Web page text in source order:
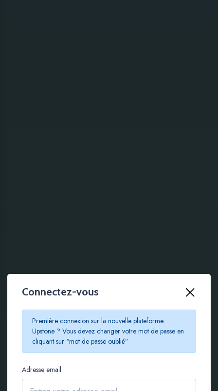
Connectez-vous
Première connexion sur la nouvelle plateforme
Upstone ? Vous devez changer votre mot de passe en
cliquant sur “mot de passe oublié”
Adresse email
100 % EN LIGNE
Le crowdfunding
immobilier à partir de
100 €